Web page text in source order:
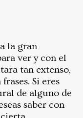
la gran
ver y con el
tan extenso,
Si eres
de alguno de
saber con